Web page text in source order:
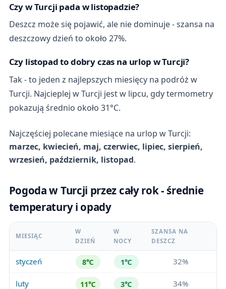
Czy w Turcji pada w listopadzie?
Deszcz może się pojawić, ale nie dominuje - szansa na
deszczowy dzień to około 27%.
Czy listopad to dobry czas na urlop w Turcji?
Tak - to jeden z najlepszych miesięcy na podróż w
Turcji. Najcieplej w Turcji jest w lipcu, gdy termometry
pokazują średnio około 31°C.
Najczęściej polecane miesiące na urlop w Turcji:
marzec, kwiecień, maj, czerwiec, lipiec, sierpień,
wrzesień, październik, listopad.
Pogoda w Turcji przez cały rok - średnie
temperatury i opady
MIESIĄC
W
DZIEŃ
W
NOCY
SZANSA NA
DESZCZ
styczeń 8℃ 1℃ 32%
luty 11℃ 3℃ 34%